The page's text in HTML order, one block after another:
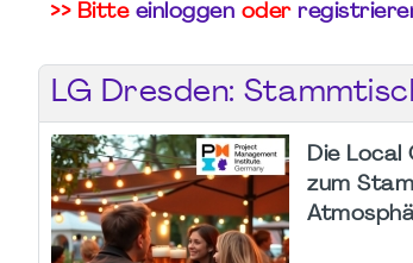
>> Bitte einloggen oder
LG Dresden:
Die Local
zum